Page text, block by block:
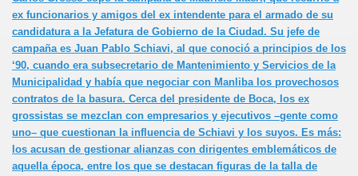
ex funcionarios y amigos del ex intendente para el armado de su
candidatura a la Jefatura de Gobierno de la Ciudad. Su jefe de
campaña es Juan Pablo Schiavi, al que conoció a principios de los
‘90, cuando era subsecretario de Mantenimiento y Servicios de la
Municipalidad y había que negociar con Manliba los provechosos
contratos de la basura. Cerca del presidente de Boca, los ex
grossistas se mezclan con empresarios y ejecutivos –gente como
uno– que cuestionan la influencia de Schiavi y los suyos. Es más:
los acusan de gestionar alianzas con dirigentes emblemáticos de
aquella época, entre los que se destacan figuras de la talla de